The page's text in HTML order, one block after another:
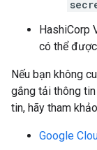
HashiCorp
có thể
Nếu bạn không
gắng tải thông
tin, hãy tham
Google